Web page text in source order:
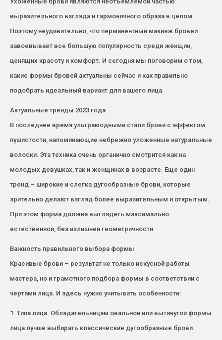
выразительного взгляда и гармоничного образа в целом.
Поэтому неудивительно, что перманентный макияж бровей
завоевывает все большую популярность среди женщин,
ценящих красоту и комфорт. И сегодня мы поговорим о том,
какие формы бровей актуальны сейчас и как правильно
подобрать идеальный вариант для вашего лица.
Актуальные тренды 2023 года
В последнее время ультрамодными стали брови с эффектом
пушистости, напоминающие небрежно уложенные натуральные
волоски. Эта техника очень органично смотрится как на
молодых девушках, так и женщинах в возрасте. Еще один
тренд – широкие и слегка дугообразные брови, которые
зрительно делают взгляд более выразительным и открытым.
При этом форма должна выглядеть максимально
естественной, без излишней геометричности.
Важность правильного выбора формы
Красивые брови – результат не только искусной работы
мастера, но и грамотного подбора формы в соответствии с
чертами лица. И здесь нужно учитывать особенности:
1. Типа лица. Обладательницам овальной или вытянутой формы
лица лучше выбирать классические дугообразные брови.